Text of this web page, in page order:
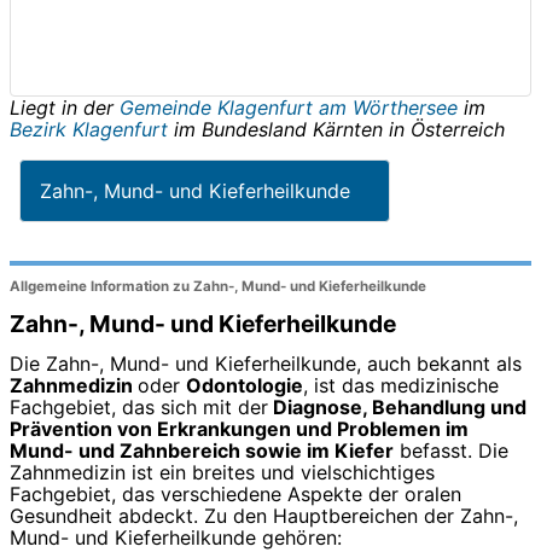
Liegt in der Gemeinde Klagenfurt am Wörthersee im
Bezirk Klagenfurt im Bundesland Kärnten in Österreich
Zahn-, Mund- und Kieferheilkunde
Allgemeine Information zu Zahn-, Mund- und Kieferheilkunde
Zahn-, Mund- und Kieferheilkunde
Die Zahn-, Mund- und Kieferheilkunde, auch bekannt als
Zahnmedizin oder Odontologie, ist das medizinische
Fachgebiet, das sich mit der Diagnose, Behandlung und
Prävention von Erkrankungen und Problemen im
Mund- und Zahnbereich sowie im Kiefer befasst. Die
Zahnmedizin ist ein breites und vielschichtiges
Fachgebiet, das verschiedene Aspekte der oralen
Gesundheit abdeckt. Zu den Hauptbereichen der Zahn-,
Mund- und Kieferheilkunde gehören: